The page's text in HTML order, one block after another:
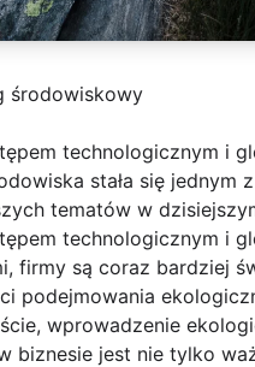
środowiskowy
technologicznym i
stała się jednym z
tematów w
technologicznym i
firmy są coraz bardziej
podejmowania
wprowadzenie
biznesie jest nie tylko